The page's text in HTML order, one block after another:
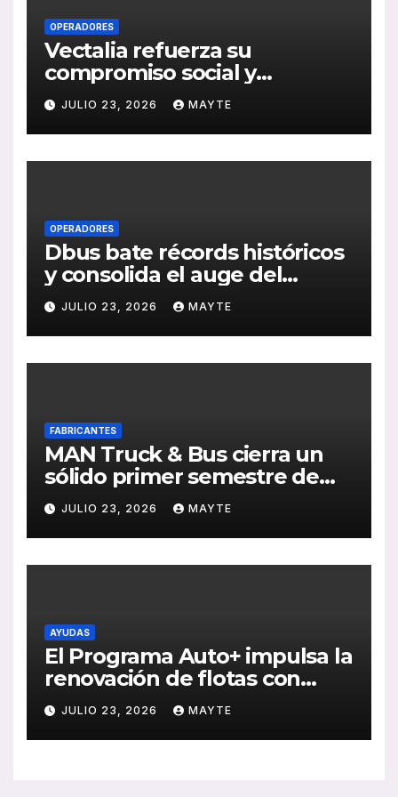
OPERADORES
Vectalia refuerza su
compromiso social y
medioambiental con la
publicación de su Memoria
de RSC 2025
JULIO 23, 2026 MAYTE
OPERADORES
Dbus bate récords históricos
y consolida el auge del
transporte público en San
Sebastián
JULIO 23, 2026 MAYTE
FABRICANTES
MAN Truck & Bus cierra un
sólido primer semestre de
2026 con crecimiento en
ventas, pedidos y
rentabilidad
JULIO 23, 2026 MAYTE
AYUDAS
El Programa Auto+ impulsa la
renovación de flotas con
ayudas a vehículos eléctricos
ligeros
JULIO 23, 2026 MAYTE